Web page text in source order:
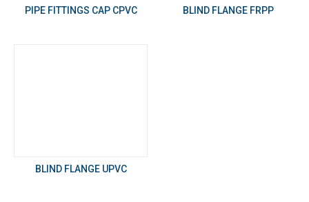
PIPE FITTINGS CAP CPVC BLIND FLANGE FRPP
BLIND FLANGE UPVC